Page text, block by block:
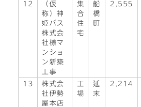
12
（仮
称）神
姫バス
株式会
社様マ
ンショ
ン新築
工事
集
合
住
宅
船
橋
町
2,555
13
株式会
社伊勢
屋本店
場
延
末
2,214